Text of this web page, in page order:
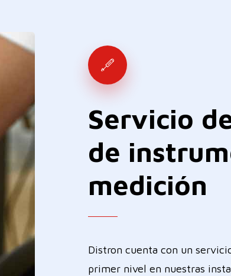
Servicio
de
medición
Distron cuenta con un
primer nivel en nuestras